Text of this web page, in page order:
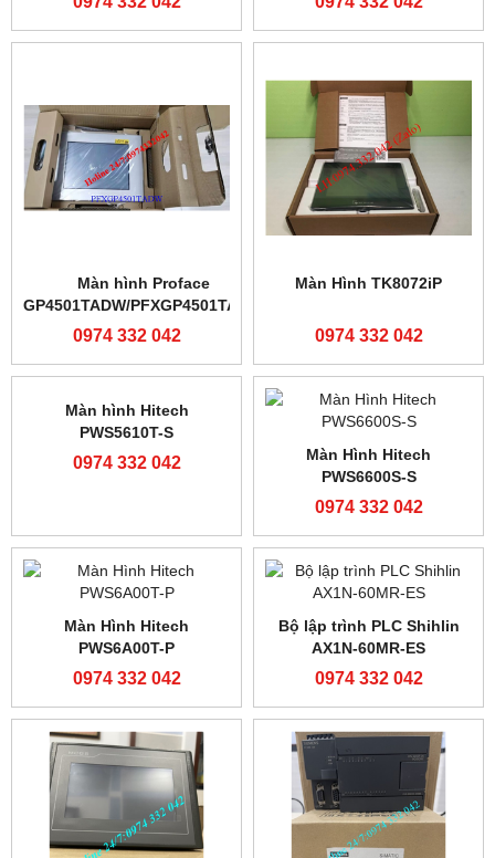
Màn hình Proface
PFXGP4502WADW/GP4502WW
0974 332 042
Màn hình cảm ứng
TS1070S/TS1070Si
0974 332 042
0974 332 042 0974 332 042
Màn hình Hitech
PWS5610T-S
Màn Hình Hitech
PWS6600S-S